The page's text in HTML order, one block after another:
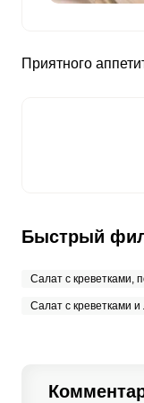
Ванадий
Приятного
Быстрый
Салат с креветками,
Салат с креветками